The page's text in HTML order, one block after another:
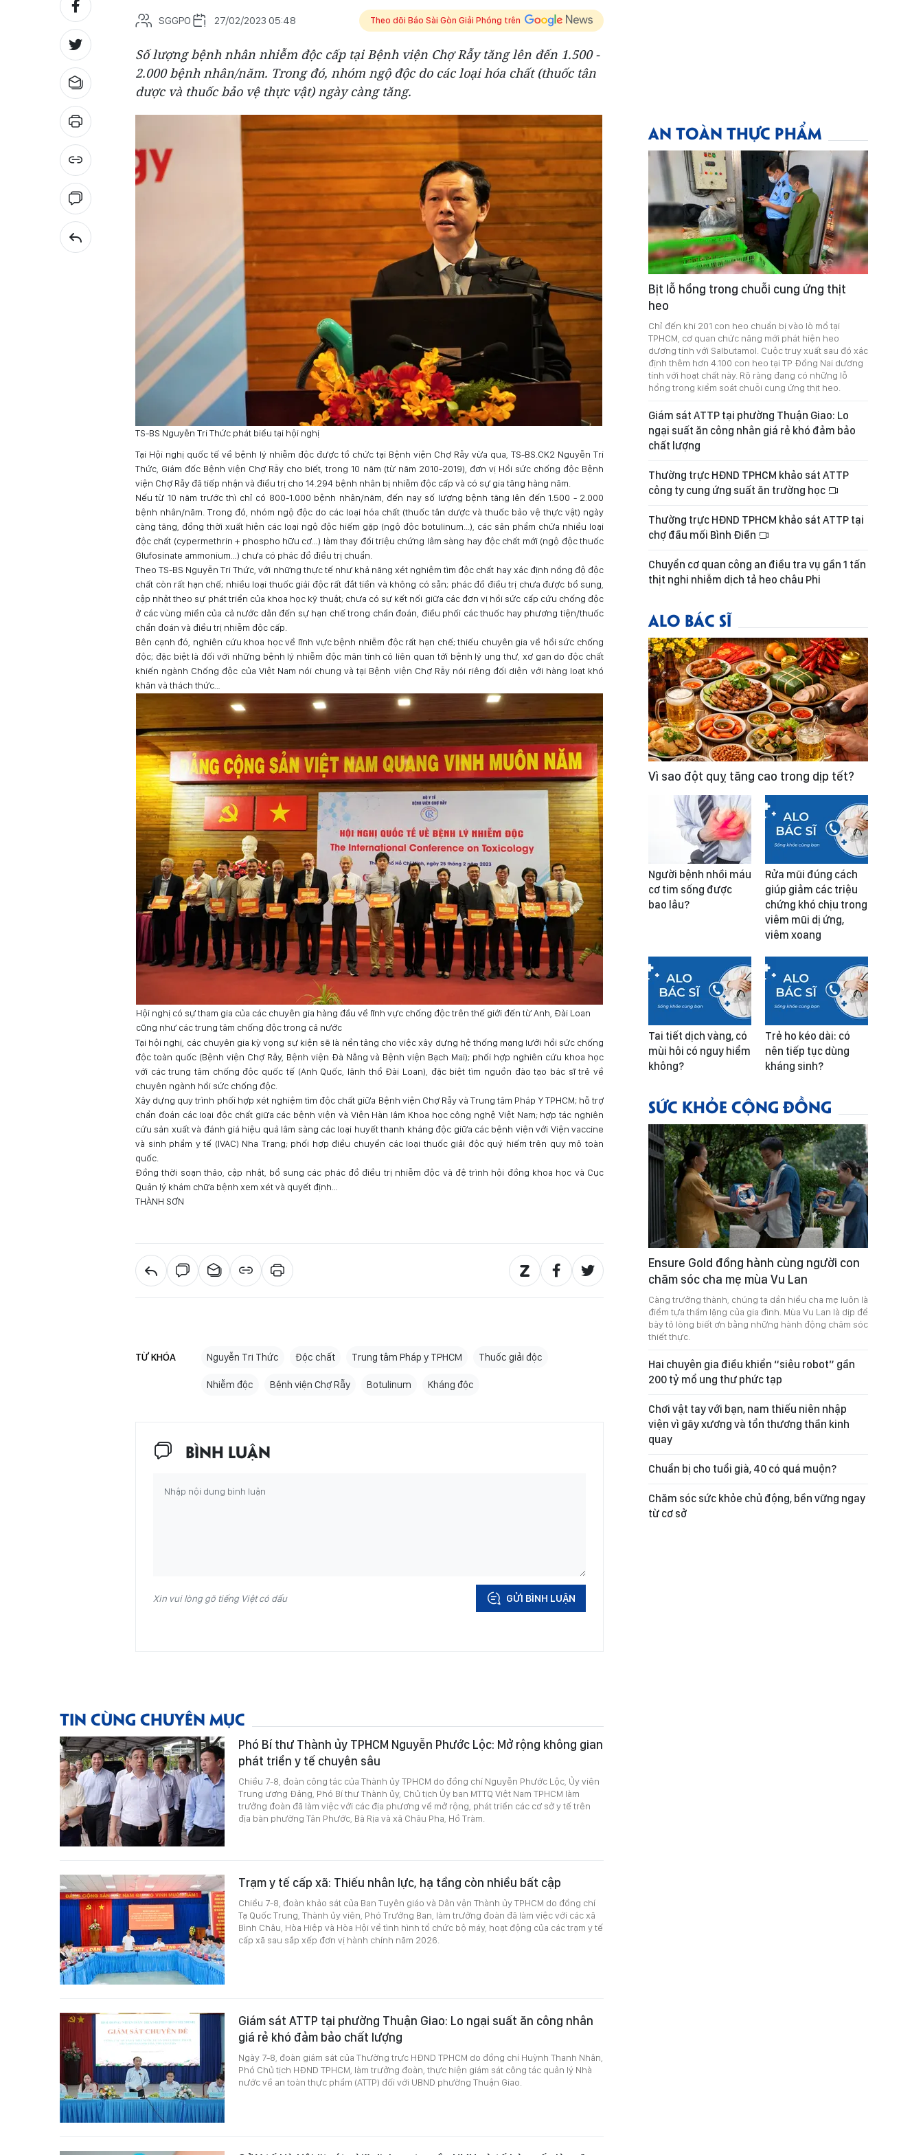
SGGPO 27/02/2023 05:48 Theo dõi Báo Sài Gòn Giải Phóng trên
Số lượng bệnh nhân nhiễm độc cấp tại Bệnh viện Chợ Rẫy tăng lên đến 1.500 -
2.000 bệnh nhân/năm. Trong đó, nhóm ngộ độc do các loại hóa chất (thuốc tân
dược và thuốc bảo vệ thực vật) ngày càng tăng.
TS-BS Nguyễn Tri Thức phát biểu tại hội nghị
Tại Hội nghị quốc tế về bệnh lý nhiễm độc được tổ chức tại Bệnh viện Chợ Rẫy vừa qua, TS-BS.CK2 Nguyễn Tri
Thức, Giám đốc Bệnh viện Chợ Rẫy cho biết, trong 10 năm (từ năm 2010-2019), đơn vị Hồi sức chống độc Bệnh
viện Chợ Rẫy đã tiếp nhận và điều trị cho 14.294 bệnh nhân bị nhiễm độc cấp và có sự gia tăng hàng năm.
Nếu từ 10 năm trước thì chỉ có 800-1.000 bệnh nhân/năm, đến nay số lượng bệnh tăng lên đến 1.500 - 2.000
bệnh nhân/năm. Trong đó, nhóm ngộ độc do các loại hóa chất (thuốc tân dược và thuốc bảo vệ thực vật) ngày
càng tăng, đồng thời xuất hiện các loại ngộ độc hiếm gặp (ngộ độc botulinum...), các sản phẩm chứa nhiều loại
độc chất (cypermethrin + phospho hữu cơ…) làm thay đổi triệu chứng lâm sàng hay độc chất mới (ngộ độc thuốc
Glufosinate ammonium…) chưa có phác đồ điều trị chuẩn.
Theo TS-BS Nguyễn Tri Thức, với những thực tế như khả năng xét nghiệm tìm độc chất hay xác định nồng độ độc
chất còn rất hạn chế; nhiều loại thuốc giải độc rất đắt tiền và không có sẵn; phác đồ điều trị chưa được bổ sung,
cập nhật theo sự phát triển của khoa học kỹ thuật; chưa có sự kết nối giữa các đơn vị hồi sức cấp cứu chống độc
ở các vùng miền của cả nước dẫn đến sự hạn chế trong chẩn đoán, điều phối các thuốc hay phương tiện/thuốc
chẩn đoán và điều trị nhiễm độc cấp.
Bên cạnh đó, nghiên cứu khoa học về lĩnh vực bệnh nhiễm độc rất hạn chế; thiếu chuyên gia về hồi sức chống
độc; đặc biệt là đối với những bệnh lý nhiễm độc mãn tính có liên quan tới bệnh lý ung thư, xơ gan do độc chất
khiến ngành Chống độc của Việt Nam nói chung và tại Bệnh viện Chợ Rẫy nói riêng đối diện với hàng loạt khó
khăn và thách thức…
Hội nghị có sự tham gia của các chuyên gia hàng đầu về lĩnh vực chống độc trên thế giới đến từ Anh, Đài Loan
cũng như các trung tâm chống độc trong cả nước
Tại hội nghị, các chuyên gia kỳ vọng sự kiện sẽ là nền tảng cho việc xây dựng hệ thống mạng lưới hồi sức chống
độc toàn quốc (Bệnh viện Chợ Rẫy, Bệnh viện Đà Nẵng và Bệnh viện Bạch Mai); phối hợp nghiên cứu khoa học
với các trung tâm chống độc quốc tế (Anh Quốc, lãnh thổ Đài Loan), đặc biệt tìm nguồn đào tạo bác sĩ trẻ về
chuyên ngành hồi sức chống độc.
Xây dựng quy trình phối hợp xét nghiệm tìm độc chất giữa Bệnh viện Chợ Rẫy và Trung tâm Pháp Y TPHCM; hỗ trợ
chẩn đoán các loại độc chất giữa các bệnh viện và Viện Hàn lâm Khoa học công nghệ Việt Nam; hợp tác nghiên
cứu sản xuất và đánh giá hiệu quả lâm sàng các loại huyết thanh kháng độc giữa các bệnh viện với Viện vaccine
và sinh phẩm y tế (IVAC) Nha Trang; phối hợp điều chuyển các loại thuốc giải độc quý hiếm trên quy mô toàn
quốc.
Đồng thời soạn thảo, cập nhật, bổ sung các phác đồ điều trị nhiễm độc và đệ trình hội đồng khoa học và Cục
Quản lý khám chữa bệnh xem xét và quyết định…
THÀNH SƠN
TỪ KHÓA Nguyễn Tri Thức Độc chất Trung tâm Pháp y TPHCM Thuốc giải độc
Nhiễm độc Bệnh viện Chợ Rẫy Botulinum Kháng độc
BÌNH LUẬN
Xin vui lòng gõ tiếng Việt có dấu GỬI BÌNH LUẬN
TIN CÙNG CHUYÊN MỤC
Phó Bí thư Thành ủy TPHCM Nguyễn Phước Lộc: Mở rộng không gian
phát triển y tế chuyên sâu
Chiều 7-8, đoàn công tác của Thành ủy TPHCM do đồng chí Nguyễn Phước Lộc, Ủy viên
Trung ương Đảng, Phó Bí thư Thành ủy, Chủ tịch Ủy ban MTTQ Việt Nam TPHCM làm
trưởng đoàn đã làm việc với các địa phương về mở rộng, phát triển các cơ sở y tế trên
địa bàn phường Tân Phước, Bà Rịa và xã Châu Pha, Hồ Tràm.
Trạm y tế cấp xã: Thiếu nhân lực, hạ tầng còn nhiều bất cập
Chiều 7-8, đoàn khảo sát của Ban Tuyên giáo và Dân vận Thành ủy TPHCM do đồng chí
Tạ Quốc Trung, Thành ủy viên, Phó Trưởng Ban, làm trưởng đoàn đã làm việc với các xã
Bình Châu, Hòa Hiệp và Hòa Hội về tình hình tổ chức bộ máy, hoạt động của các trạm y tế
cấp xã sau sắp xếp đơn vị hành chính năm 2026.
Giám sát ATTP tại phường Thuận Giao: Lo ngại suất ăn công nhân
giá rẻ khó đảm bảo chất lượng
Ngày 7-8, đoàn giám sát của Thường trực HĐND TPHCM do đồng chí Huỳnh Thanh Nhân,
Phó Chủ tịch HĐND TPHCM, làm trưởng đoàn, thực hiện giám sát công tác quản lý Nhà
nước về an toàn thực phẩm (ATTP) đối với UBND phường Thuận Giao.
AN TOÀN THỰC PHẨM
Bịt lỗ hổng trong chuỗi cung ứng thịt
heo
Chỉ đến khi 201 con heo chuẩn bị vào lò mổ tại
TPHCM, cơ quan chức năng mới phát hiện heo
dương tính với Salbutamol. Cuộc truy xuất sau đó xác
định thêm hơn 4.100 con heo tại TP Đồng Nai dương
tính với hoạt chất này. Rõ ràng đang có những lỗ
hổng trong kiểm soát chuỗi cung ứng thịt heo.
Giám sát ATTP tại phường Thuận Giao: Lo
ngại suất ăn công nhân giá rẻ khó đảm bảo
chất lượng
Thường trực HĐND TPHCM khảo sát ATTP
công ty cung ứng suất ăn trường học
Thường trực HĐND TPHCM khảo sát ATTP tại
chợ đầu mối Bình Điền
Chuyển cơ quan công an điều tra vụ gần 1 tấn
thịt nghi nhiễm dịch tả heo châu Phi
ALO BÁC SĨ
Vì sao đột quỵ tăng cao trong dịp tết?
Người bệnh nhồi máu
cơ tim sống được
bao lâu?
Rửa mũi đúng cách
giúp giảm các triệu
chứng khó chịu trong
viêm mũi dị ứng,
viêm xoang
Tai tiết dịch vàng, có
mùi hôi có nguy hiểm
không?
Trẻ ho kéo dài: có
nên tiếp tục dùng
kháng sinh?
SỨC KHỎE CỘNG ĐỒNG
Ensure Gold đồng hành cùng người con
chăm sóc cha mẹ mùa Vu Lan
Càng trưởng thành, chúng ta dần hiểu cha mẹ luôn là
điểm tựa thầm lặng của gia đình. Mùa Vu Lan là dịp để
bày tỏ lòng biết ơn bằng những hành động chăm sóc
thiết thực.
Hai chuyên gia điều khiển “siêu robot” gần
200 tỷ mổ ung thư phức tạp
Chơi vật tay với bạn, nam thiếu niên nhập
viện vì gãy xương và tổn thương thần kinh
quay
Chuẩn bị cho tuổi già, 40 có quá muộn?
Chăm sóc sức khỏe chủ động, bền vững ngay
từ cơ sở